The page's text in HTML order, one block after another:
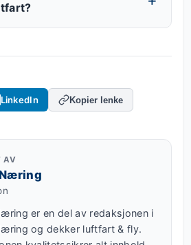
LinkedIn Kopier lenke
AV
er en del av redaksjonen i
og dekker luftfart & fly.